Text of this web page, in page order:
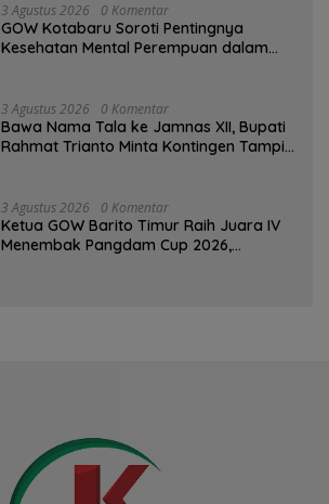
3 Agustus 2026 0 Komentar
GOW Kotabaru Soroti Pentingnya
Kesehatan Mental Perempuan dalam
3 Agustus 2026 0 Komentar
Bawa Nama Tala ke Jamnas XII, Bupati
Rahmat Trianto Minta Kontingen Tampil
3 Agustus 2026 0 Komentar
Ketua GOW Barito Timur Raih Juara IV
Menembak Pangdam Cup 2026,